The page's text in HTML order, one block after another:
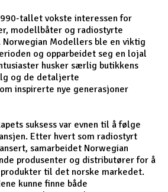
tallet vokste interessen for
modellbåter og radiostyrte
Modellers ble en viktig
og opparbeidet seg en lojal
husker særlig butikkens
og de detaljerte
inspirerte nye generasjoner
suksess var evnen til å følge
Etter hvert som radiostyrt
samarbeidet Norwegian
produsenter og distributører for å
til det norske markedet.
kunne finne både